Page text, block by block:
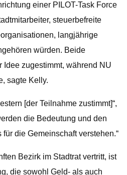
einer PILOT-Task Force
steuerbefreite
langjährige
würden. Beide
Idee zugestimmt, während NU
sagte Kelly.
[der Teilnahme zustimmt]“,
die Bedeutung und den
die Gemeinschaft verstehen.“
Bezirk im Stadtrat vertritt, ist
die sowohl Geld- als auch